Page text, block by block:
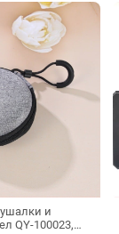
и
QY-100023,